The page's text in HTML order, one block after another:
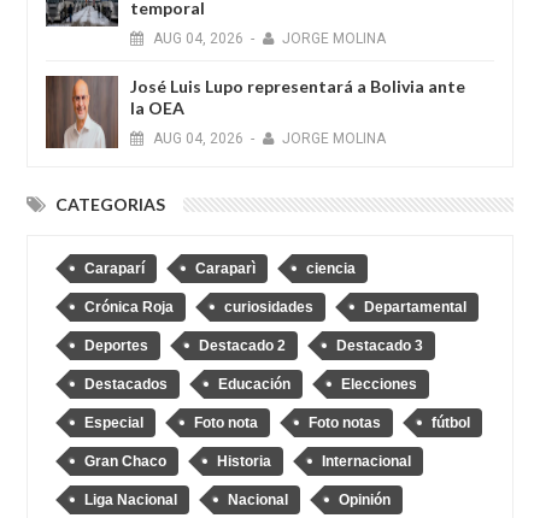
temporal
AUG 04, 2026 - JORGE MOLINA
José Luis Lupo representará a Bolivia ante
la OEA
AUG 04, 2026 - JORGE MOLINA
CATEGORIAS
Caraparí Caraparì ciencia
Crónica Roja curiosidades Departamental
Deportes Destacado 2 Destacado 3
Destacados Educación Elecciones
Especial Foto nota Foto notas fútbol
Gran Chaco Historia Internacional
Liga Nacional Nacional Opinión